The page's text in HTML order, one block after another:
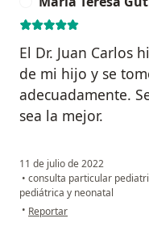
El Dr. Juan Carlos
de mi hijo y se
adecuadamente.
sea la mejor.
11 de julio de 2022
• consulta particular
pediátrica y neonatal
• en opinión del usuario
Reportar